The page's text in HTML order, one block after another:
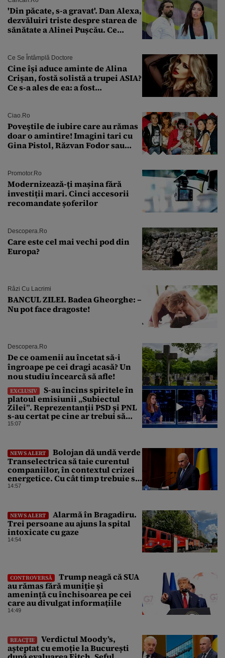
'Din păcate, s-a gravat'. Dan Alexa,
dezvăluiri triste despre starea de
sănătate a Alinei Pușcău. Ce
Ce Se Întâmplă Doctore
Cine își aduce aminte de Alina
Crișan, fostă solistă a trupei ASIA?
Ce s-a ales de ea: a fost
Ciao.ro
Poveştile de iubire care au rămas
doar o amintire! Imagini tari cu
Gina Pistol, Răzvan Fodor sau
Promotor.ro
Modernizează-ți mașina fără
investiții mari. Cinci accesorii
recomandate șoferilor
Descopera.ro
Care este cel mai vechi pod din
Europa?
Râzi Cu Lacrimi
BANCUL ZILEI. Badea Gheorghe: –
Nu pot face dragoste!
Descopera.ro
De ce oamenii au încetat să-i
îngroape pe cei dragi acasă? Un
nou studiu încearcă să afle!
EXCLUSIV
S-au încins spiritele în
platoul emisiunii „Subiectul
Zilei”. Reprezentanții PSD și PNL
s-au certat pe cine ar trebui să
renegocieze jaloanele PNRR
15:07
NEWS ALERT
Bolojan dă undă verde
Transelectrica să taie curentul
companiilor, în contextul crizei
energetice. Cu cât timp trebuie să
le anunțe înainte
14:57
NEWS ALERT
Alarmă în Bragadiru.
Trei persoane au ajuns la spital
intoxicate cu gaze
14:54
CONTROVERSĂ
Trump neagă că SUA
au rămas fără muniție și
amenință cu închisoarea pe cei
care au divulgat informațiile
14:49
REACȚIE
Verdictul Moody’s,
așteptat cu emoție la București